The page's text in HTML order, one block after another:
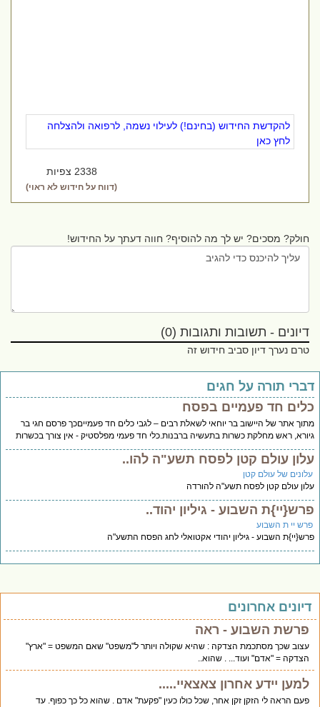
להקדשת החידוש (בחינם!) לעילוי נשמה, לרפואה ולהצלחה
לחץ כאן
2338 צפיות
(דווח על חידוש לא ראוי)
חולק? מסכים? יש לך מה להוסיף? חווה דעתך על החידוש!
דיונים - תשובות ותגובות (0)
טרם נערך דיון סביב חידוש זה
תורה על חגים
חד פעמיים בפסח
אתר של היישוב בר יוחאי לשאלת רבים – לגבי כלים חד פעמייםכך פרסם חגי בר
ראש מחלקת כשרות בתעשיה ברבנות.כלי חד פעמי מפלסטיק - אין צורך בכשרות
עולם קטן לפסח תשע"ה להו..
של עולם קטן
עולם קטן לפסח תשע"ה להורדה
השבוע - גיליון יהוד..
יי ת השבוע
השבוע - גיליון יהודי אקטואלי לחג הפסח התשע"ה
אחרונים
פרשת השבוע - ראה
עצוב שכך מסתכמת הצדקה : שהיא שקולה ויותר ל"משפט" שאם המשפט = "ארץ"
הצדקה = "אדם" ועוד... . שהוא..
למען יידע אחרון צאצאיי.....
פעם הראה לי הזקן זקן אחר, שכל כולו כעין "פקעת" אדם . שהוא כל כך כפוף. עד